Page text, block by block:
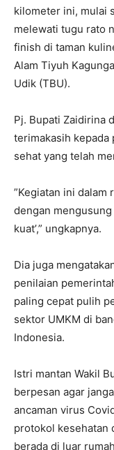
kilometer ini, mulai
melewati tugu rato
finish di taman
Alam Tiyuh
Udik (TBU).
Pj. Bupati Zaidirina
terimakasih kepada
sehat yang telah
”Kegiatan ini dalam
dengan
kuat’,” ungkapnya.
Dia juga
penilaian
paling cepat pulih
sektor UMKM di
Indonesia.
Istri mantan Wakil
berpesan agar
ancaman virus
protokol kesehatan
berada di luar